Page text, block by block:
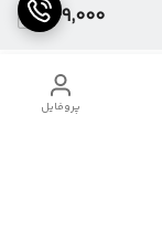
449,000
پروفایل